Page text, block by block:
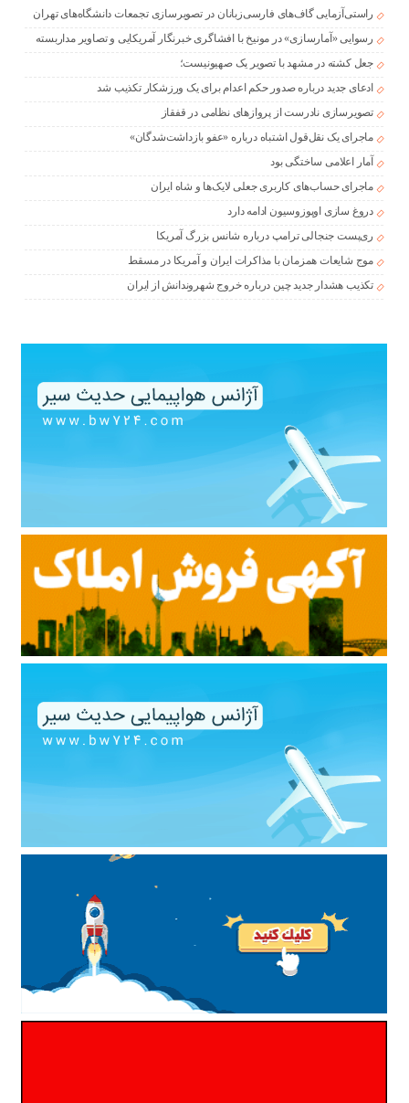
راستی‌آزمایی گاف‌های فارسی‌زبانان در تصویرسازی تجمعات دانشگاه‌های تهران
رسوایی «آمارسازی» در مونیخ با افشاگری خبرنگار آمریکایی و تصاویر مداربسته
جعل کشته در مشهد با تصویر یک صهیونیست؛
ادعای جدید درباره صدور حکم اعدام برای یک ورزشکار تکذیب شد
تصویرسازی نادرست از پروازهای نظامی در قفقاز
ماجرای یک نقل‌قول اشتباه درباره «عفو بازداشت‌شدگان»
آمار اعلامی ساختگی بود
ماجرای حساب‌های کاربری جعلی لایک‌ها و شاه ایران
دروغ سازی اوپوزوسیون ادامه دارد
ری‌پست جنجالی ترامپ درباره شانس بزرگ آمریکا
موج شایعات همزمان با مذاکرات ایران و آمریکا در مسقط
تکذیب هشدار جدید چین درباره خروج شهروندانش از ایران